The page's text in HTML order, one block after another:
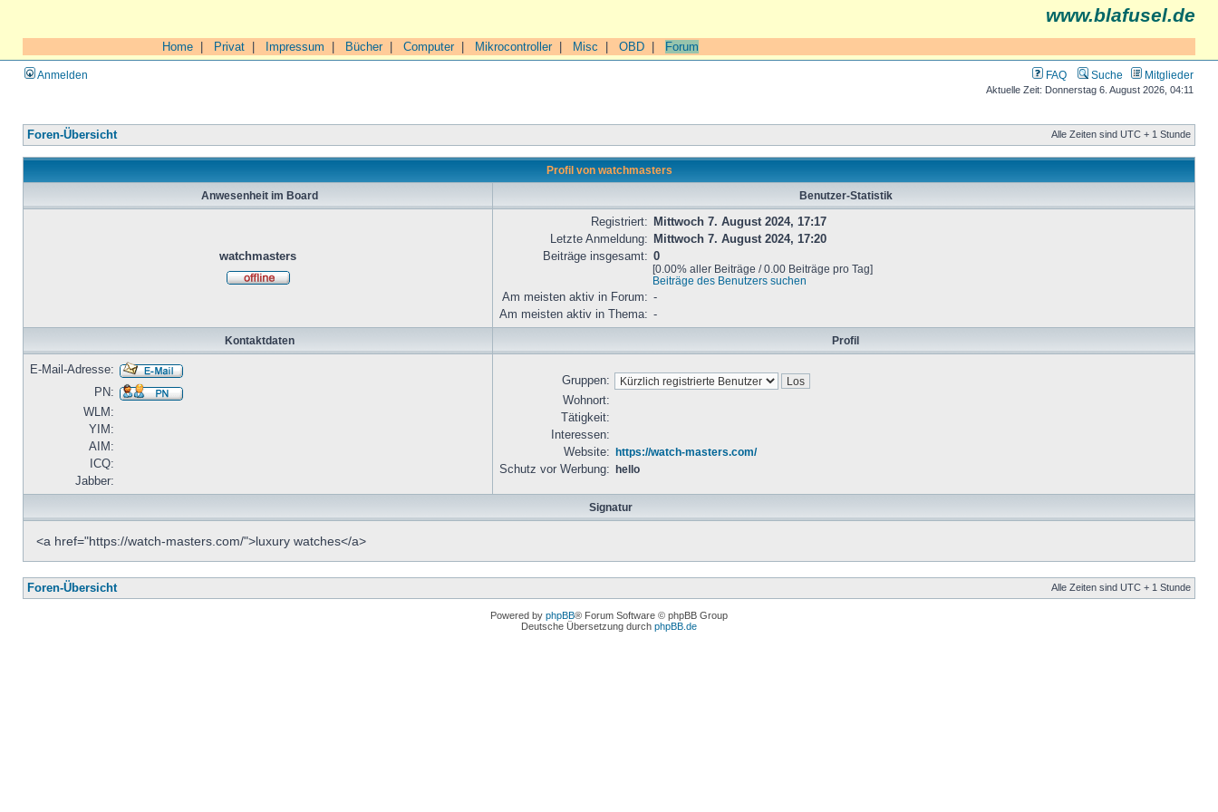
www.blafusel.de
Home Privat Impressum Bücher| Computer| Mikrocontroller| Misc OBD Forum
Anmelden FAQ Suche Mitglieder
Aktuelle Zeit: Donnerstag 6. August 2026, 04:11
Foren-Übersicht Alle Zeiten sind UTC + 1 Stunde
Profil von watchmasters
Anwesenheit im Board Benutzer-Statistik
watchmasters
Registriert:
Mittwoch 7. August 2024, 17:17
Letzte Anmeldung:
Mittwoch 7. August 2024, 17:20
Beiträge insgesamt: 0
[0.00% aller Beiträge / 0.00 Beiträge pro Tag]
Beiträge des Benutzers suchen
Am meisten aktiv in Forum: -
Am meisten aktiv in Thema: -
Kontaktdaten Profil
E-Mail-Adresse:
PN:
WLM:
YIM:
AIM:
ICQ:
Jabber:
Gruppen:
Wohnort:
Tätigkeit:
Interessen:
Website: https://watch-masters.com/
Schutz vor Werbung: hello
Signatur
<a href="https://watch-masters.com/">luxury watches</a>
Foren-Übersicht Alle Zeiten sind UTC + 1 Stunde
Powered by phpBB® Forum Software © phpBB Group
Deutsche Übersetzung durch phpBB.de